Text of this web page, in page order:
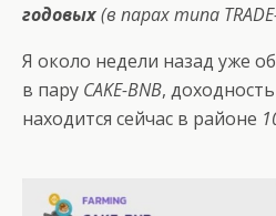
годовых(в парах типа
Я около недели назад уже
в пару CAKE-BNB,
находится сейчас в районе